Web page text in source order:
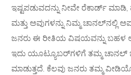
ಇಷ್ಟಪಡುವದನ್ನು ನೀವೇ ರೆಕಾರ್ಡ್
ಮತ್ತು ಅವುಗಳನ್ನು ನಿಮ್ಮ
ಜನರು ಈ ರೀತಿಯ ವಿಷಯವನ್ನು ಬಹಳ
ಇದು ಯೂಟ್ಯೂಬರ್‌ಗಳಿಗೆ ತಮ್ಮ
ಮಾಡುತ್ತದೆ. ಕೆಲವು ಜನರು ತಮ್ಮ